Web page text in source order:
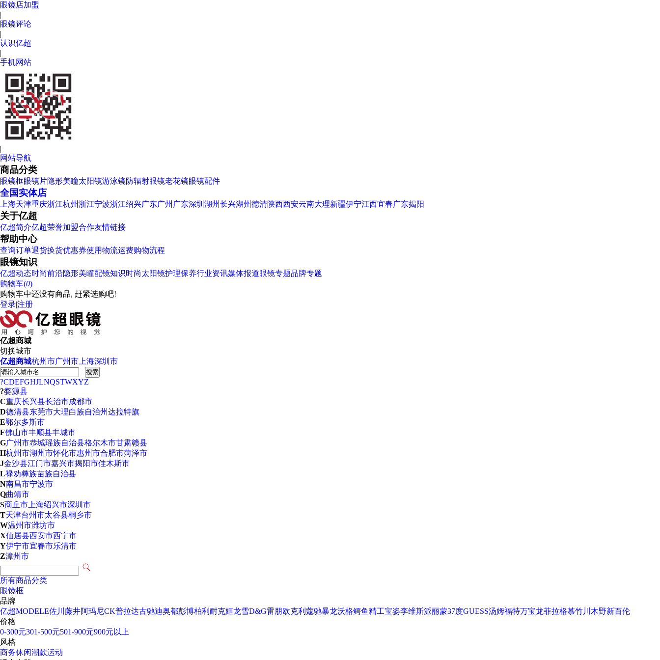
眼镜店加盟
|
眼镜评论
|
认识亿超
|
手机网站
|
网站导航
商品分类
眼镜框眼镜片隐形美瞳太阳镜游泳镜防辐射眼镜老花镜眼镜配件
全国实体店
上海天津重庆浙江杭州浙江宁波浙江绍兴广东广州 广东深圳 湖州长兴湖州德清陕西西安云南大理新疆伊宁江西宜春广东揭阳
关于亿超
亿超简介亿超荣誉加盟合作友情链接
帮助中心
查询订单退货换货优惠券使用物流运费购物流程
眼镜知识
亿超动态时尚前沿隐形美瞳配镜知识时尚太阳镜护理保养行业资讯媒体报道眼镜专题品牌专题
购物车(0)
购物车中还没有商品, 赶紧选购吧!
登录|注册
亿超商城
切换城市
亿超商城杭州市广州市 上海深圳市
搜索
?CDEFGHJLNQSTWXYZ
?婺源县
C重庆长兴县长治市成都市
D德清县东莞市大理白族自治州达拉特旗
E鄂尔多斯市
F佛山市丰顺县丰城市
G广州市恭城瑶族自治县格尔木市甘肃赣县
H杭州市湖州市怀化市惠州市合肥市菏泽市
J金沙县江门市嘉兴市揭阳市佳木斯市
L禄劝彝族苗族自治县
N南昌市宁波市
Q曲靖市
S商丘市 上海绍兴市深圳市
T天津台州市太谷县桐乡市
W温州市潍坊市
X仙居县西安市西宁市
Y伊宁市宜春市乐清市
Z漳州市
所有商品分类
眼镜框
品牌
亿超MODELE佐川藤井阿玛尼CK普拉达古驰迪奥都彭博柏利 耐克姬龙雪D&G雷朋欧克利 蔻驰暴龙沃格鳄鱼精工宝姿李维斯派丽蒙37度GUESS汤姆福特万宝龙菲拉格慕竹川木野新百伦
价格
0-300元301-500元501-900元900元以上
风格
商务休闲潮款运动